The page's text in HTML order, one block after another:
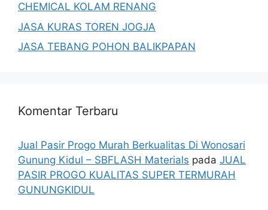
CHEMICAL KOLAM RENANG
JASA KURAS TOREN JOGJA
JASA TEBANG POHON BALIKPAPAN
Komentar Terbaru
Jual Pasir Progo Murah Berkualitas Di Wonosari
Gunung Kidul – SBFLASH Materials pada JUAL
PASIR PROGO KUALITAS SUPER TERMURAH
GUNUNGKIDUL